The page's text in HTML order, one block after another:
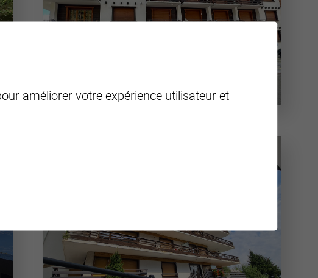
améliorer votre expérience utilisateur et